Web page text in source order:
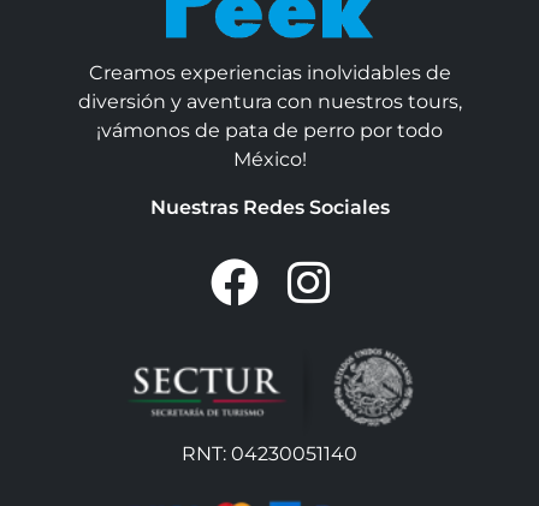
Creamos experiencias inolvidables de
diversión y aventura con nuestros tours,
¡vámonos de pata de perro por todo
México!
Nuestras Redes Sociales
RNT: 04230051140